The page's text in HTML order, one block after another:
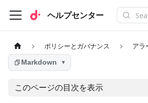
ヘルプセンター
ポリシーとガバナンス アラ
Markdown ▼
このページの目次を表示